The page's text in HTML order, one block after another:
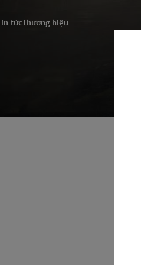
truy cập trang web này,
tức Thương hiệu